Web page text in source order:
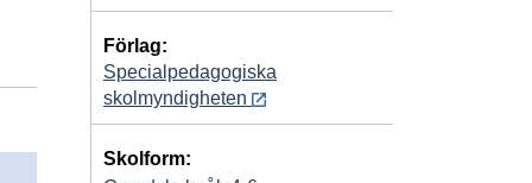
Förlag:
Specialpedagogiska
skolmyndigheten
Skolform: